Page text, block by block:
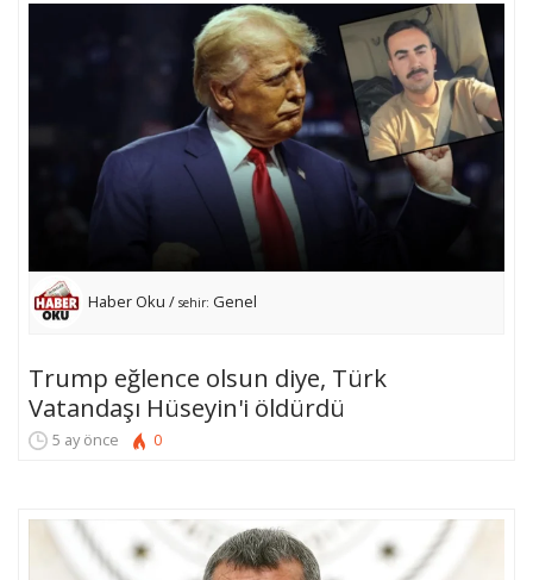
Haber Oku / sehir: Genel
Trump eğlence olsun diye, Türk
Vatandaşı Hüseyin'i öldürdü
5 ay önce 0